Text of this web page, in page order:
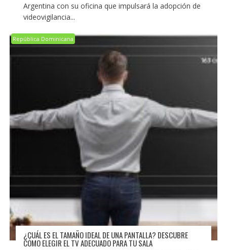
Argentina con su oficina que impulsará la adopción de
videovigilancia...
República Dominicana
¿CUÁL ES EL TAMAÑO IDEAL DE UNA PANTALLA? DESCUBRE
CÓMO ELEGIR EL TV ADECUADO PARA TU SALA